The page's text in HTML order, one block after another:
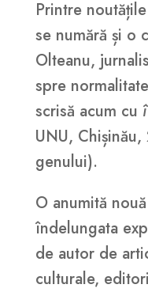
Printre
se numără și o
Olteanu,
spre
scrisă acum cu î
UNU,
genului).
O anumită
îndelungata
de autor de
culturale,